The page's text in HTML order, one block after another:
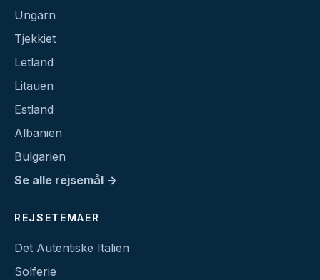
Ungarn
Tjekkiet
Letland
Litauen
Estland
Albanien
Bulgarien
Se alle rejsemål →
REJSETEMAER
Det Autentiske Italien
Solferie